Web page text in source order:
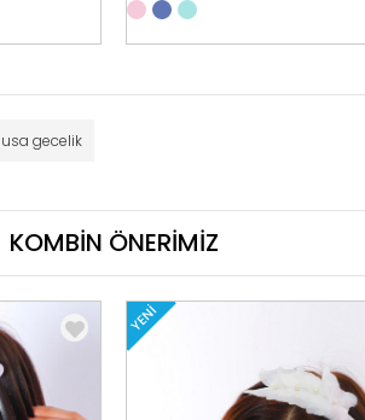
gecelik
KOMBİN ÖNERİMİZ
YENI